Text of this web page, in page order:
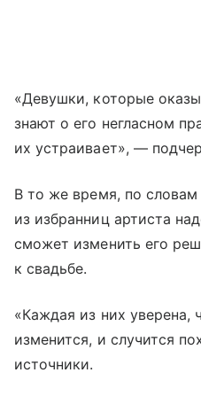
«Девушки, которые
знают о его негласном
их устраивает», —
В то же время, по
из избранниц артиста
сможет изменить его
к свадьбе.
«Каждая из них уверена,
изменится, и случится
источники.